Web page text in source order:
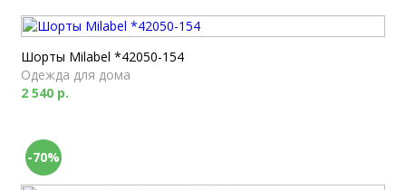
Шорты Milabel *42050-154
Одежда для дома
2 540 р.
-70%